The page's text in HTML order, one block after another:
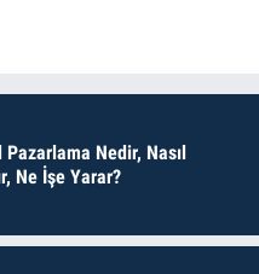
Nedir, Nasıl
Ne İşe Yarar?